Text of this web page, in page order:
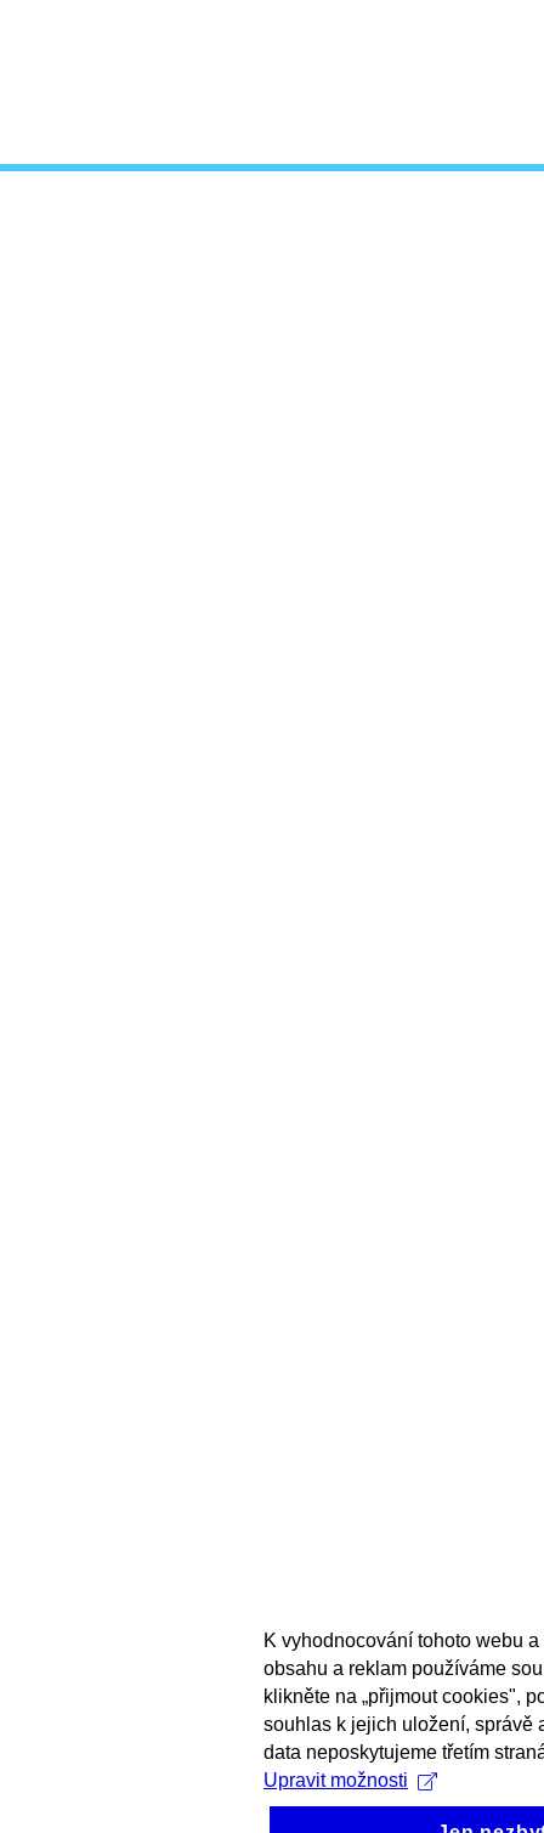
K vyhodnocování tohoto webu
obsahu a reklam používáme
klikněte na „přijmout cookies",
souhlas k jejich uložení, správě
data neposkytujeme třetím
Upravit možnosti